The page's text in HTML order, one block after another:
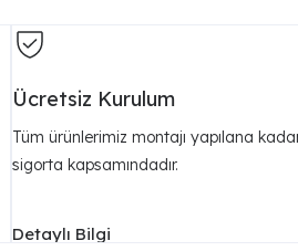
Ücretsiz Kurulum
Tüm ürünlerimiz montajı yapılana
sigorta kapsamındadır.
Detaylı Bilgi